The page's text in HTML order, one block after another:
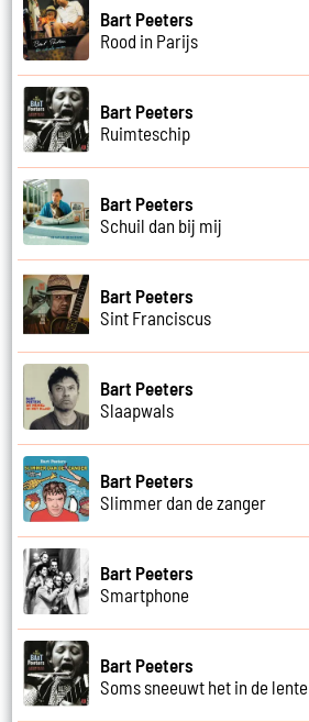
Bart Peeters
Rood in Parijs
Bart Peeters
Ruimteschip
Bart Peeters
Schuil dan bij mij
Bart Peeters
Sint Franciscus
Bart Peeters
Slaapwals
Bart Peeters
Slimmer dan de zanger
Bart Peeters
Smartphone
Bart Peeters
Soms sneeuwt het in de lente